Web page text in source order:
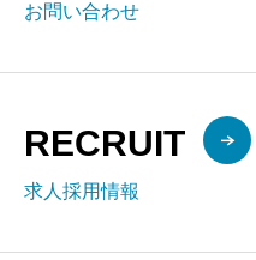
お問い合わせ
RECRUIT
求人採用情報